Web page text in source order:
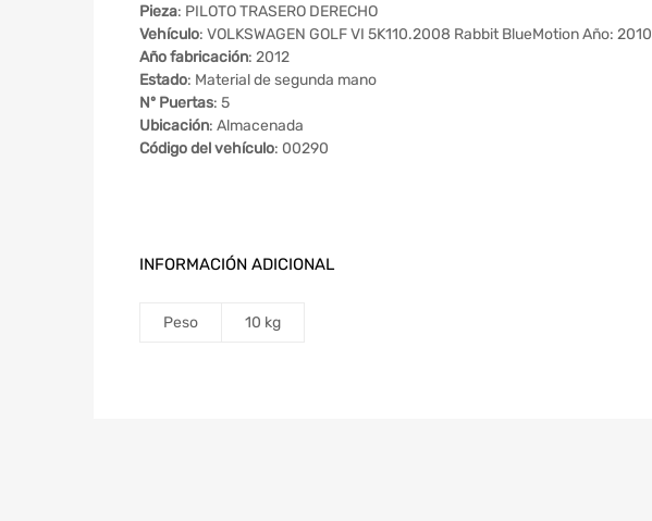
Pieza: PILOTO TRASERO DERECHO
Vehículo: VOLKSWAGEN GOLF VI 5K110.2008 Rabbit BlueMotion Año: 2010
Año fabricación: 2012
Estado: Material de segunda mano
Nº Puertas: 5
Ubicación: Almacenada
Código del vehículo: 00290
INFORMACIÓN ADICIONAL
Peso 10 kg